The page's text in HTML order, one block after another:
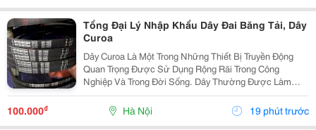
Tổng Đại Lý Nhập Khẩu Dây Đai Băng Tải, Dây
Curoa
Dây Curoa Là Một Trong Những Thiết Bị Truyền Động
Quan Trọng Được Sử Dụng Rộng Rãi Trong Công
Nghiệp Và Trong Đời Sống. Dây Thường Được Làm
Bằng Cao Su Tổng Hợp Có Nguồn Gốc Từ Dầu Mỏ, Bên
Trong Có Hoặc Không Có Lõi Thép. Dây Curoa Truyền
Động...
100.000₫ Hà Nội 19 phút trước